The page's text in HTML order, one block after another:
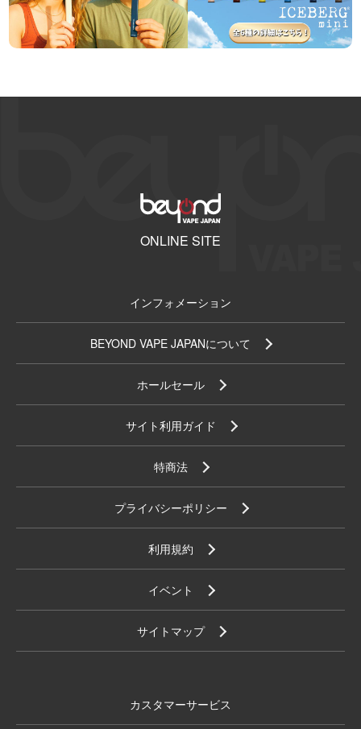
ONLINE SITE
インフォメーション
BEYOND VAPE JAPANについて
ホールセール
サイト利用ガイド
特商法
プライバシーポリシー
利用規約
イベント
サイトマップ
カスタマーサービス